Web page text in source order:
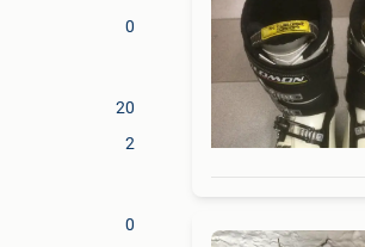
0
20
2
0